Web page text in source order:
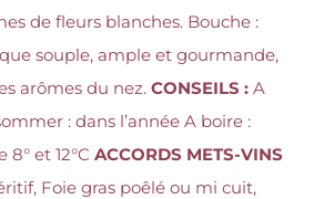
de fleurs blanches. Bouche :
souple, ample et gourmande,
arômes du nez. CONSEILS : A
: dans l’année A boire :
8° et 12°C ACCORDS METS-VINS
Foie gras poêlé ou mi cuit,